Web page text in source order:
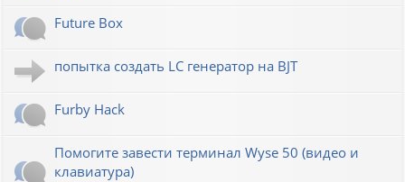
Future Box
попытка создать LC генератор на BJT
Furby Hack
Помогите завести терминал Wyse 50 (видео и
клавиатура)